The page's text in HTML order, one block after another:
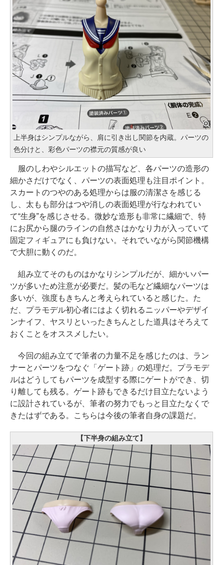
上半身はシンプルながら、肩に引き出し関節を内蔵。パーツの
色分けと、彩色パーツの襟元の質感が良い
服のしわやシルエットの描写など、各パーツの造形の
細かさだけでなく、パーツの表面処理も注目ポイント。
スカートのつやのある処理からは服の清潔さを感じる
し、太もも部分はつや消しの表面処理が行なわれてい
て“生身”を感じさせる。微妙な造形も非常に繊細で、特
にお尻から腿のラインの自然さはかなり力が入っていて
固定フィギュアにも負けない。それでいながら関節機構
で大胆に動くのだ。
組み立てそのものはかなりシンプルだが、細かいパー
ツが多いため注意が必要だ。髪の毛など繊細なパーツは
多いが、強度もきちんと考えられていると感じた。た
だ、プラモデル初心者にはよく切れるニッパーやデザイ
ンナイフ、ヤスリといったきちんとした道具はそろえて
おくことをオススメしたい。
今回の組み立てで筆者の力量不足を感じたのは、ラン
ナーとパーツをつなぐ「ゲート跡」の処理だ。プラモデ
ルはどうしてもパーツを成型する際にゲートができ、切
り離しても残る。ゲート跡もできるだけ目立たないよう
に設計されているが、筆者の努力でもっと目立たなくで
きたはずである。こちらは今後の筆者自身の課題だ。
【下半身の組み立て】